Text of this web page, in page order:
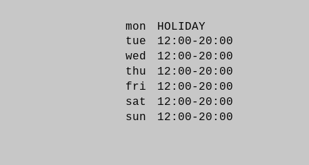
mon HOLIDAY
tue 12:00-20:00
wed 12:00-20 :00
thu 12:00-20:00
fri 12:00-20:00
sat 12:00-20:00
sun 12:00-20:00